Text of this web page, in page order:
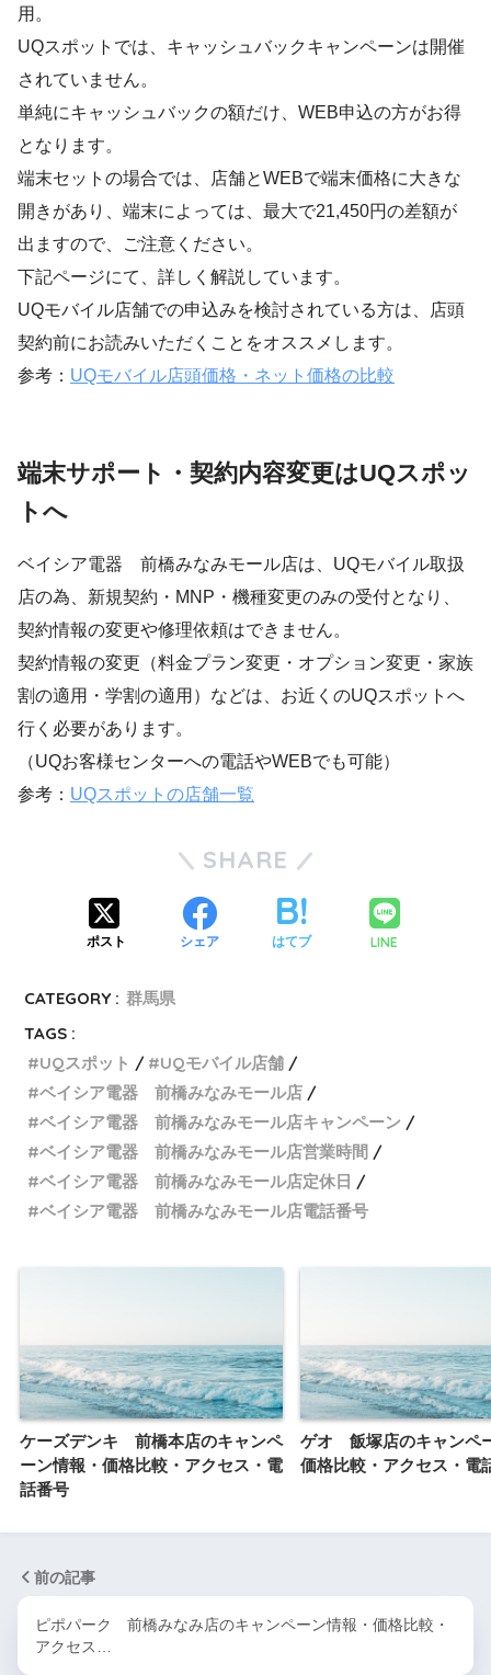
用。
UQスポットでは、キャッシュバックキャンペーンは開催
されていません。
単純にキャッシュバックの額だけ、WEB申込の方がお得
となります。
端末セットの場合では、店舗とWEBで端末価格に大きな
開きがあり、端末によっては、最大で21,450円の差額が
出ますので、ご注意ください。
下記ページにて、詳しく解説しています。
UQモバイル店舗での申込みを検討されている方は、店頭
契約前にお読みいただくことをオススメします。
参考： UQモバイル店頭価格・ネット価格の比較
端末サポート・契約内容変更はUQスポッ
トへ
ベイシア電器 前橋みなみモール店は、UQモバイル取扱
店の為、新規契約・MNP・機種変更のみの受付となり、
契約情報の変更や修理依頼はできません。
契約情報の変更（料金プラン変更・オプション変更・家族
割の適用・学割の適用）などは、お近くのUQスポットへ
行く必要があります。
（UQお客様センターへの電話やWEBでも可能）
参考： UQスポットの店舗一覧
SHARE
ポスト シェア はてブ LINE
CATEGORY : 群馬県
TAGS :
UQスポット
UQモバイル店舗
ベイシア電器 前橋みなみモール店
ベイシア電器 前橋みなみモール店キャンペーン
ベイシア電器 前橋みなみモール店営業時間
ベイシア電器 前橋みなみモール店定休日
ベイシア電器 前橋みなみモール店電話番号
ケーズデンキ 前橋本店のキャンペ
ーン情報・価格比較・アクセス・電
話番号
ゲオ 飯塚店のキャンペ
価格比較・アクセス・電
前の記事
ピポパーク 前橋みなみ店のキャンペーン情報・価格比較・
アクセス…